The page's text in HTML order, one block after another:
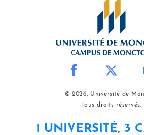
© 2026, Université de
Tous droits réservés.
1 UNIVERSITÉ, 3